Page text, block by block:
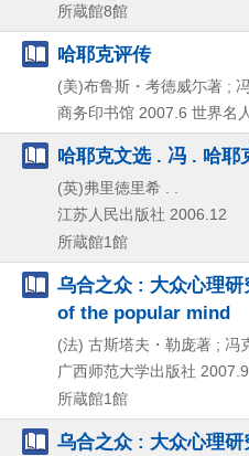
所蔵館8館
哈耶克评传
(美)布鲁斯・考徳威尓著 ;
商务印书馆 2007.6 世界名
哈耶克文选 . 冯 . 哈耶
(英)弗里徳里希 . .
江苏人民出版社 2006.12
所蔵館1館
乌合之众 : 大众心理
of the popular mind
(法) 古斯塔夫・勒庞著 ; 冯
广西师范大学出版社 2007.9
所蔵館1館
乌合之众 : 大众心理